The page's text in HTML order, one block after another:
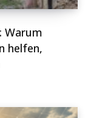
Warum
helfen,